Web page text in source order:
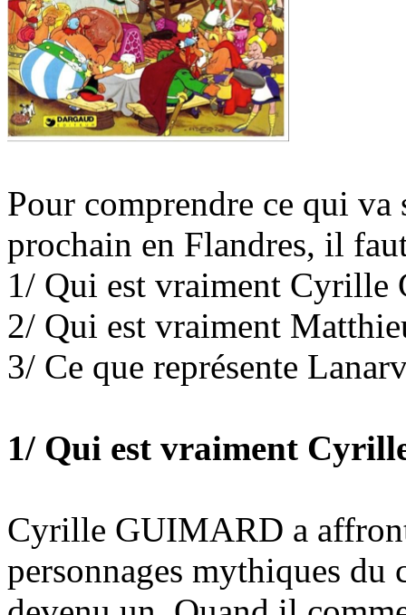
Pour comprendre ce qui
prochain en Flandres, il
1/ Qui est vraiment Cyrille
2/ Qui est vraiment
3/ Ce que représente
1/ Qui est vraiment
Cyrille GUIMARD a
personnages mythiques